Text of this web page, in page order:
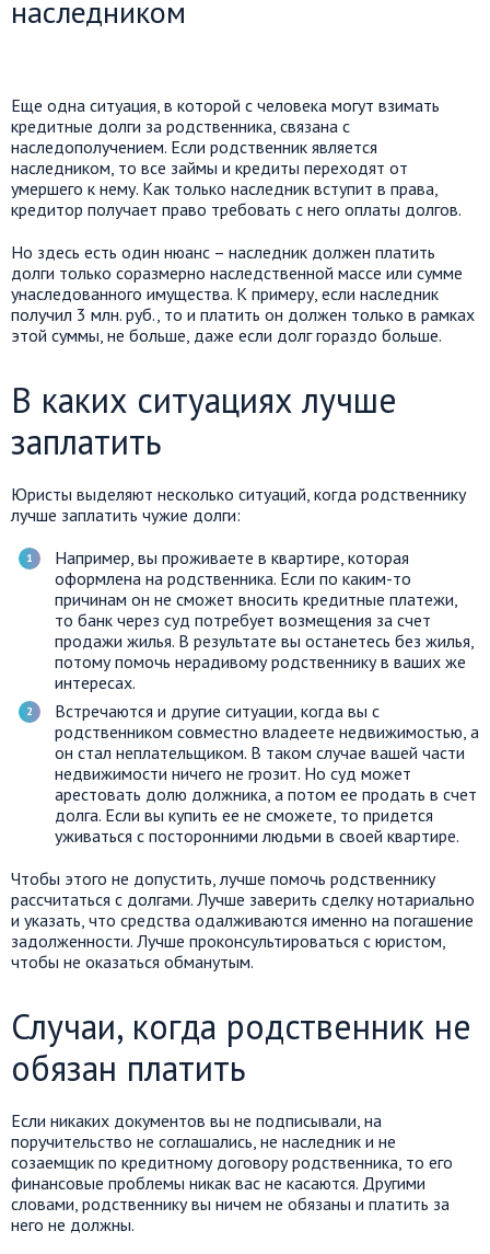
наследником
Еще одна ситуация, в которой с человека могут взимать
кредитные долги за родственника, связана с
наследополучением. Если родственник является
наследником, то все займы и кредиты переходят от
умершего к нему. Как только наследник вступит в права,
кредитор получает право требовать с него оплаты долгов.
Но здесь есть один нюанс – наследник должен платить
долги только соразмерно наследственной массе или сумме
унаследованного имущества. К примеру, если наследник
получил 3 млн. руб., то и платить он должен только в рамках
этой суммы, не больше, даже если долг гораздо больше.
В каких ситуациях лучше
заплатить
Юристы выделяют несколько ситуаций, когда родственнику
лучше заплатить чужие долги:
Например, вы проживаете в квартире, которая
оформлена на родственника. Если по каким-то
причинам он не сможет вносить кредитные платежи,
то банк через суд потребует возмещения за счет
продажи жилья. В результате вы останетесь без жилья,
потому помочь нерадивому родственнику в ваших же
интересах.
Встречаются и другие ситуации, когда вы с
родственником совместно владеете недвижимостью, а
он стал неплательщиком. В таком случае вашей части
недвижимости ничего не грозит. Но суд может
арестовать долю должника, а потом ее продать в счет
долга. Если вы купить ее не сможете, то придется
уживаться с посторонними людьми в своей квартире.
Чтобы этого не допустить, лучше помочь родственнику
рассчитаться с долгами. Лучше заверить сделку нотариально
и указать, что средства одалживаются именно на погашение
задолженности. Лучше проконсультироваться с юристом,
чтобы не оказаться обманутым.
Случаи, когда родственник не
обязан платить
Если никаких документов вы не подписывали, на
поручительство не соглашались, не наследник и не
созаемщик по кредитному договору родственника, то его
финансовые проблемы никак вас не касаются. Другими
словами, родственнику вы ничем не обязаны и платить за
него не должны.